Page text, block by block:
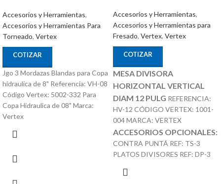
Accesorios y Herramientas,
Accesorios y Herramientas Para
Torneado, Vertex
COTIZAR
Jgo 3 Mordazas Blandas para Copa
hidraulica de 8" Referencia: VH-08
Código Vertex: 5002-332 Para
Copa Hidraulica de 08" Marca:
Vertex
Accesorios y Herramientas,
Accesorios y Herramientas para
Fresado, Vertex, Vertex
COTIZAR
MESA DIVISORA
HORIZONTAL VERTICAL
DIAM 12 PULG REFERENCIA:
HV-12 CÓDIGO VERTEX: 1001-
004 MARCA: VERTEX
ACCESORIOS OPCIONALES:
CONTRA PUNTÁ REF: TS-3
PLATOS DIVISORES REF: DP-3